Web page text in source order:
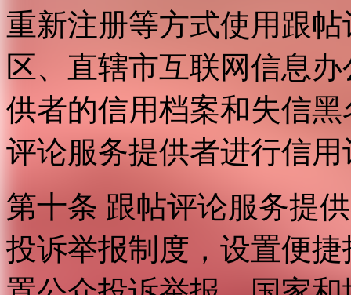
重新注册等方式使用跟
区、直辖市互联网信息
供者的信用档案和失信
评论服务提供者进行信用
第十条 跟帖评论服务提
投诉举报制度，设置便